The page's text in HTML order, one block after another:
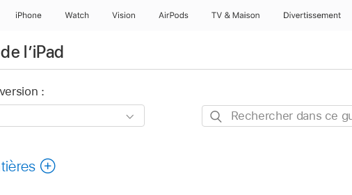
iPhone Watch Vision AirPods TV & Maison Divertissements
l’iPad
:
Rechercher